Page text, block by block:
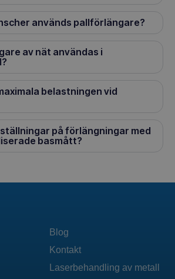
används pallförlängare?
av nät användas i
belastningen vid
på förlängningar med
basmått?
Blog
Kontakt
Laserbehandling av metall